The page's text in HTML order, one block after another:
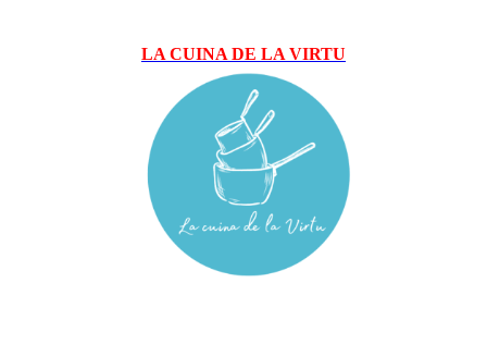
LA CUINA DE LA VIRTU